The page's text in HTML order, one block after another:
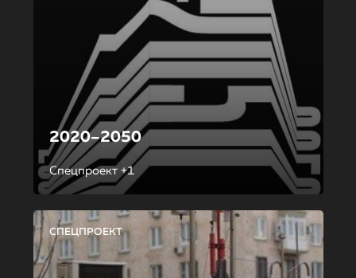
2020–2050
Спецпроект +1
СПЕЦПРОЕКТ